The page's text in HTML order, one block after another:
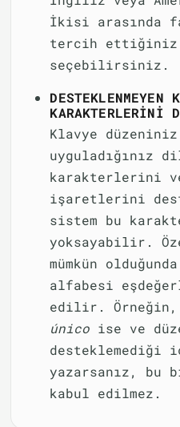
İkisi arasında
tercih ettiğiniz
seçebilirsiniz.
DESTEKLENMEYEN
KARAKTERLERINI
Klavye
karakterlerini
işaretlerini
sistem bu
yoksayabilir.
mümkün
alfabesi
edilir. Örneğin,
único ise ve
desteklemediği
yazarsanız, bu
kabul edilmez.